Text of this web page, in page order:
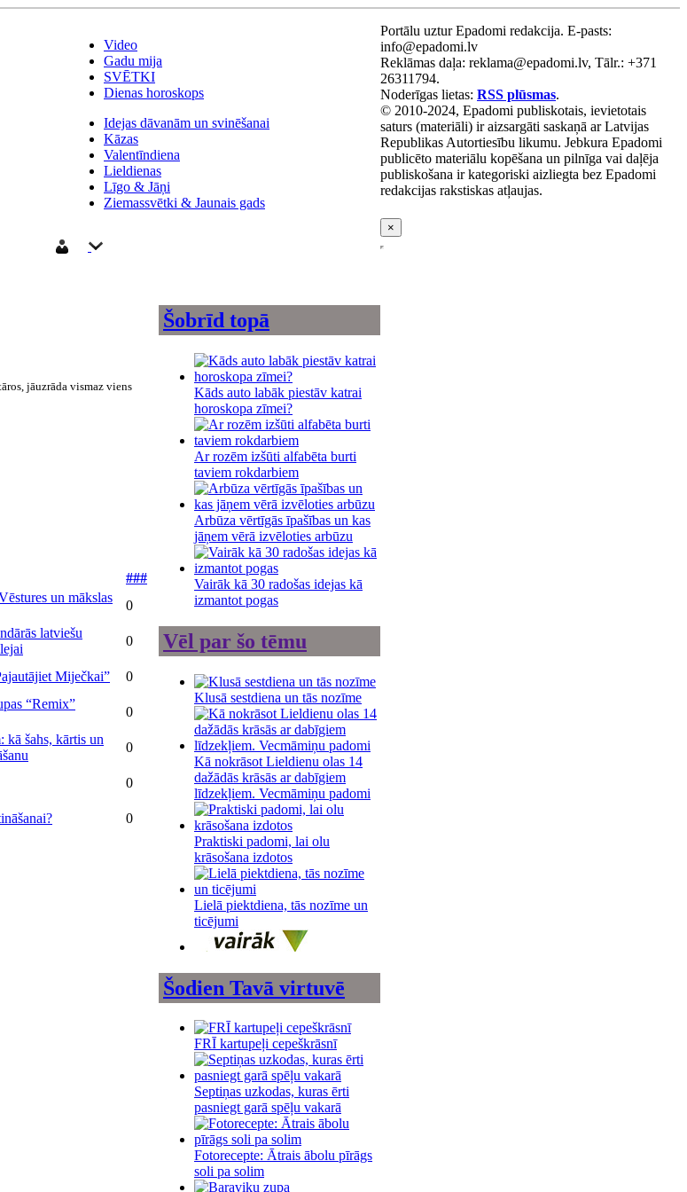
Video
Gadu mija
SVĒTKI
Dienas horoskops
Idejas dāvanām un svinēšanai
Kāzas
Valentīndiena
Lieldienas
Līgo & Jāņi
Ziemassvētki & Jaunais gads
jāuzrāda vismaz viens
###
un mākslas
0
latviešu
0
Miječkai”
0
“Remix”
0
kā šahs, kārtis un
0
0
0
Šobrīd topā
Kāds auto labāk piestāv katrai
horoskopa zīmei?
Ar rozēm izšūti alfabēta burti
taviem rokdarbiem
Arbūza vērtīgās īpašības un kas
jāņem vērā izvēloties arbūzu
Vairāk kā 30 radošas idejas kā
izmantot pogas
Vēl par šo tēmu
Klusā sestdiena un tās nozīme
Kā nokrāsot Lieldienu olas 14
dažādās krāsās ar dabīgiem
līdzekļiem. Vecmāmiņu padomi
Praktiski padomi, lai olu
krāsošana izdotos
Lielā piektdiena, tās nozīme un
ticējumi
Šodien Tavā virtuvē
FRĪ kartupeļi cepeškrāsnī
Septiņas uzkodas, kuras ērti
pasniegt garā spēļu vakarā
Fotorecepte: Ātrais ābolu pīrāgs
soli pa solim
Portālu uztur Epadomi redakcija. E-pasts:
info@epadomi.lv
Reklāmas daļa: reklama@epadomi.lv, Tālr.: +371
26311794.
Noderīgas lietas: RSS plūsmas.
© 2010-2024, Epadomi publiskotais, ievietotais
saturs (materiāli) ir aizsargāti saskaņā ar Latvijas
Republikas Autortiesību likumu. Jebkura Epadomi
publicēto materiālu kopēšana un pilnīga vai daļēja
publiskošana ir kategoriski aizliegta bez Epadomi
redakcijas rakstiskas atļaujas.
×